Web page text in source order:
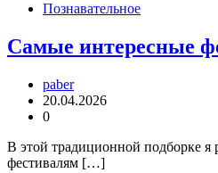
Познавательное
Самые интересные
paber
20.04.2026
0
В этой традиционной подборке
фестивалям […]